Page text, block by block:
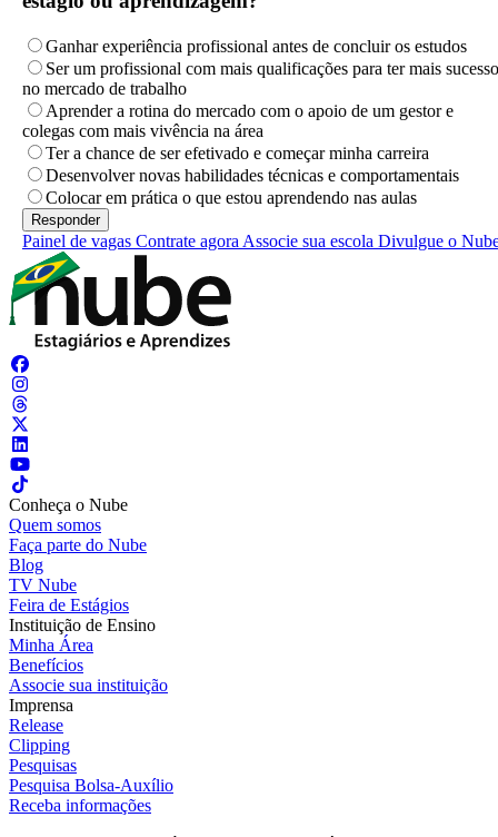
Ganhar experiência profissional antes de concluir os estudos
Ser um profissional com mais qualificações para ter mais sucesso
no mercado de trabalho
Aprender a rotina do mercado com o apoio de um gestor e
colegas com mais vivência na área
Ter a chance de ser efetivado e começar minha carreira
Desenvolver novas habilidades técnicas e comportamentais
Colocar em prática o que estou aprendendo nas aulas
Painel de vagas Contrate agora Associe sua escola Divulgue o
Conheça o Nube
Quem somos
Faça parte do Nube
Blog
TV Nube
Feira de Estágios
Instituição de Ensino
Minha Área
Benefícios
Associe sua instituição
Imprensa
Release
Clipping
Pesquisas
Pesquisa Bolsa-Auxílio
Receba informações